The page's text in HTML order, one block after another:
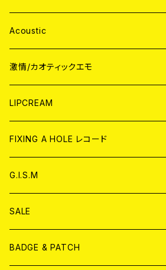
Acoustic
JAPAN
CD
ANALOG
WORLD
CD
ANALOG
激情/カオティックエモ
JAPAN
CD
ANALOG
WORLD
CD
ANALOG
LIPCREAM
CD
アナログ
DVD
T-shirt & WEAR
FIXING A HOLE レコード
G.I.S.M
CD
ANALOG
SALE
BADGE & PATCH